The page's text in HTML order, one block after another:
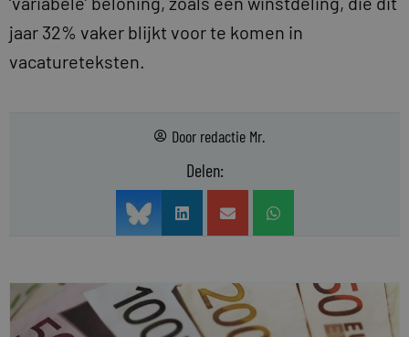
jaar 32% vaker blijkt voor te komen in
vacatureteksten.
Door redactie Mr.
Delen: